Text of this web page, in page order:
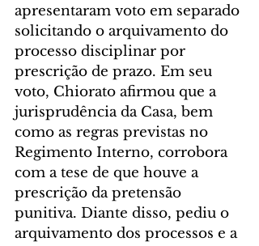
apresentaram voto em separado
solicitando o arquivamento do
processo disciplinar por
prescrição de prazo. Em seu
voto, Chiorato afirmou que a
jurisprudência da Casa, bem
como as regras previstas no
Regimento Interno, corrobora
com a tese de que houve a
prescrição da pretensão
punitiva. Diante disso, pediu o
arquivamento dos processos e a